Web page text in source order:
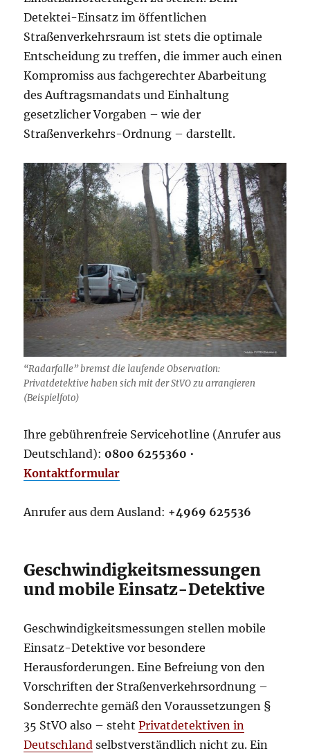
Detektei-Einsatz im öffentlichen
Straßenverkehrsraum ist stets die optimale
Entscheidung zu treffen, die immer auch einen
Kompromiss aus fachgerechter Abarbeitung
des Auftragsmandats und Einhaltung
gesetzlicher Vorgaben – wie der
Straßenverkehrs-Ordnung – darstellt.
“Radarfalle” bremst die laufende Observation:
Privatdetektive haben sich mit der StVO zu arrangieren
(Beispielfoto)
Ihre gebührenfreie Servicehotline (Anrufer aus
Deutschland): 0800 6255360 •
Kontaktformular
Anrufer aus dem Ausland: +4969 625536
Geschwindigkeitsmessungen
und mobile Einsatz-Detektive
Geschwindigkeitsmessungen stellen mobile
Einsatz-Detektive vor besondere
Herausforderungen. Eine Befreiung von den
Vorschriften der Straßenverkehrsordnung –
Sonderrechte gemäß den Voraussetzungen §
35 StVO also – stehtPrivatdetektiven in
Deutschland selbstverständlich nicht zu. Ein